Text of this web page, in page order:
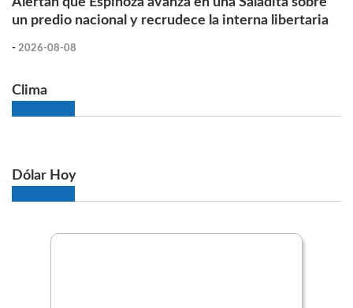
un predio nacional y recrudece la interna libertaria
- 2026-08-08
Clima
Dólar Hoy